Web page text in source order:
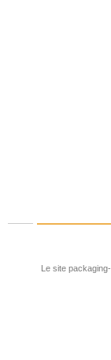
Le site